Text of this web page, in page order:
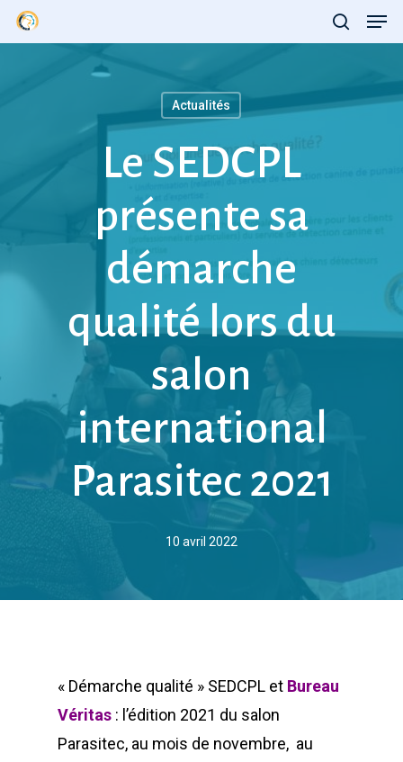
Skip
to
search
Actualités
Le SEDCPL
présente sa
démarche
qualité lors du
salon
international
Parasitec 2021
10 avril 2022
« Démarche qualité » SEDCPL et Bureau
Véritas : l’édition 2021 du salon
Parasitec, au mois de novembre, au